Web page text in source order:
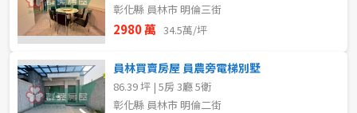
彰化縣 員林市 明倫三街
2980 萬 34.5萬/坪
員林買賣房屋 員農旁電梯別墅
86.39 坪 | 5房 3廳 5衛
彰化縣 員林市 明倫二街